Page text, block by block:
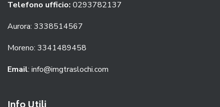
Telefono ufficio: 0293782137
Aurora: 3338514567
Moreno: 3341489458
Email: info@imgtraslochi.com